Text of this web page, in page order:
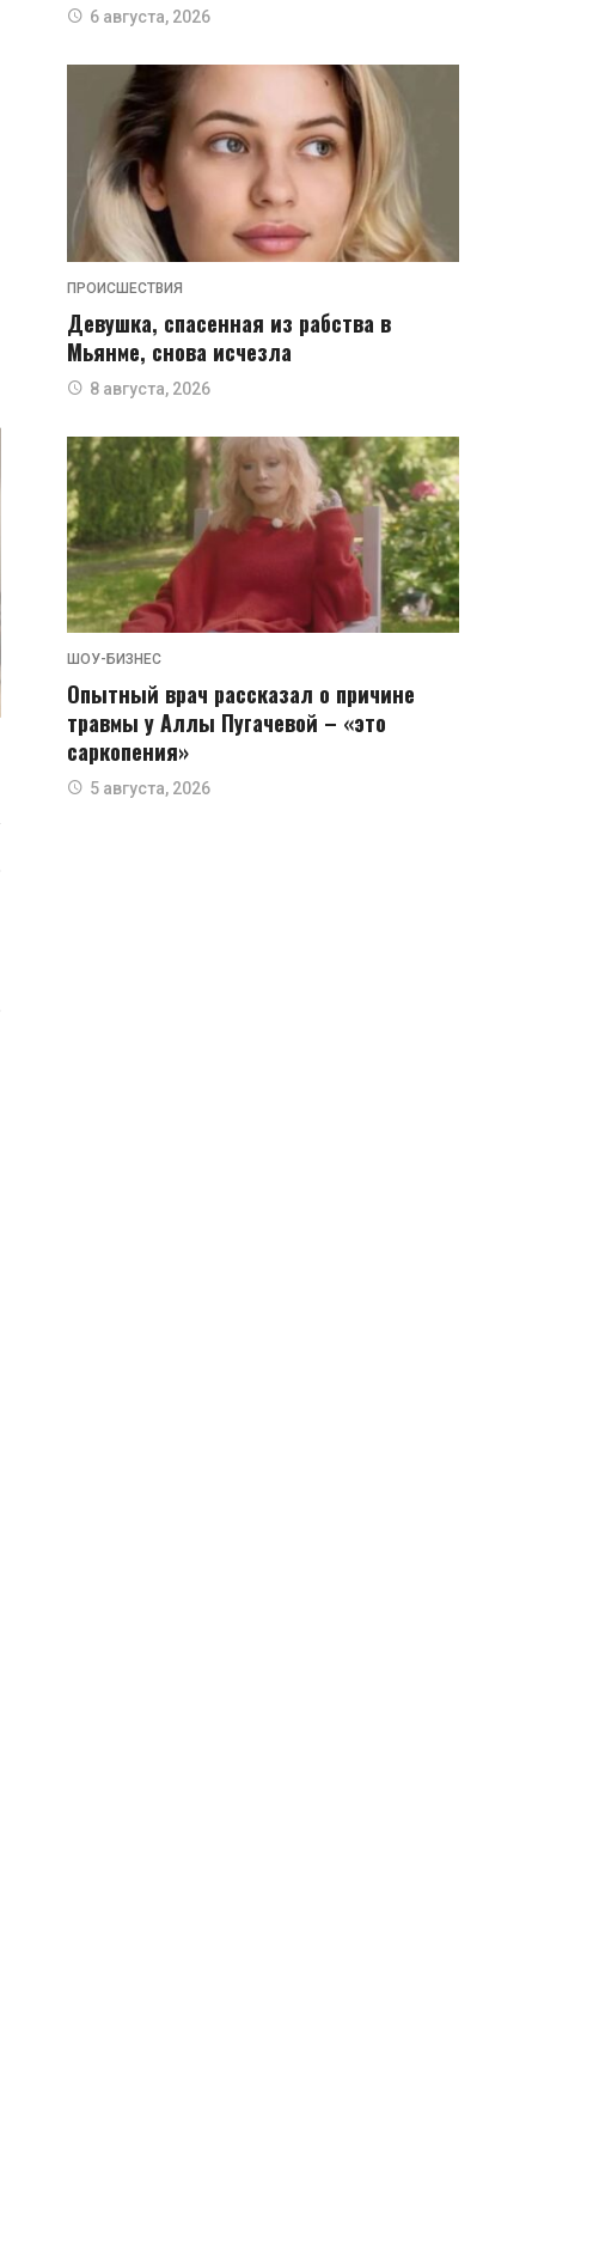
6 августа, 2026
ПРОИСШЕСТВИЯ
Девушка, спасенная из рабства в
Мьянме, снова исчезла
8 августа, 2026
ШОУ-БИЗНЕС
Опытный врач рассказал о причине
травмы у Аллы Пугачевой – «это
саркопения»
5 августа, 2026